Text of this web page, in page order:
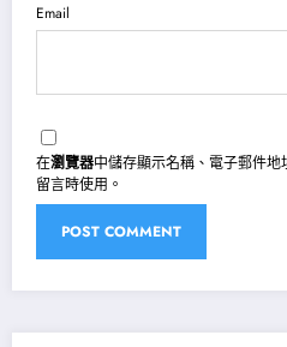
Email
在瀏覽器中儲存顯示名稱、電子郵件
留言時使用。